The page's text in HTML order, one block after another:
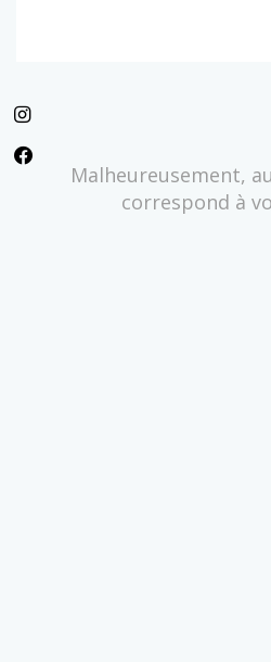
Malheureusement,
correspond à